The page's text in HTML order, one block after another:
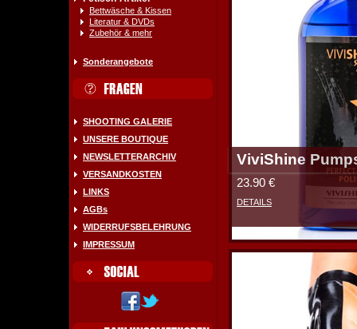
Bettwäsche & Kissen
Literatur & DVDs
Zubehör & mehr
Sonderangebote
SHOOTING GALERIE
UNSERE BOUTIQUE
NEWSLETTERARCHIV
VERSANDKOSTEN
LINKS
AGBs
WIDERRUFSBELEHRUNG
IMPRESSUM
ViviShine
23.90 €
DETAILS